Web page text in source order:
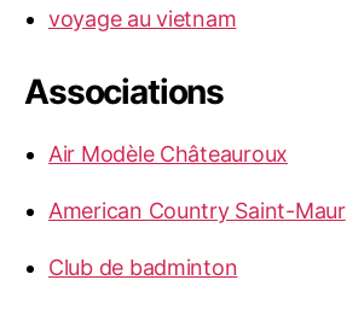
voyage au vietnam
Associations
Air Modèle Châteauroux
American Country Saint-Maur
Club de badminton